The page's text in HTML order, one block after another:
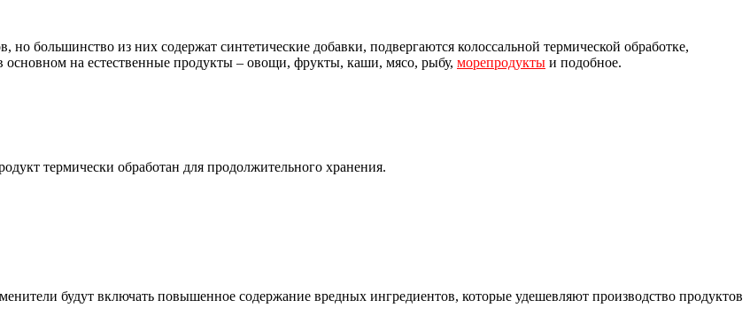
большинство из них содержат синтетические добавки, подвергаются колоссальной термической обработке,
на естественные продукты – овощи, фрукты, каши, мясо, рыбу, морепродукты и подобное.
термически обработан для продолжительного хранения.
будут включать повышенное содержание вредных ингредиентов, которые удешевляют производство продуктов